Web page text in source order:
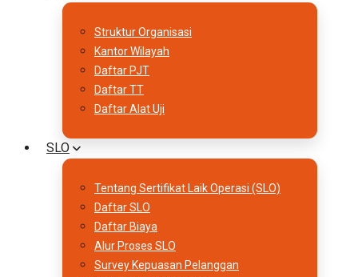
Struktur Organisasi
Kantor Wilayah
Daftar PJT
Daftar TT
Daftar Alat Uji
SLO
Tentang Sertifikat Laik Operasi (SLO)
Daftar SLO
Daftar Biaya
Alur Proses SLO
Survey Kepuasan Pelanggan